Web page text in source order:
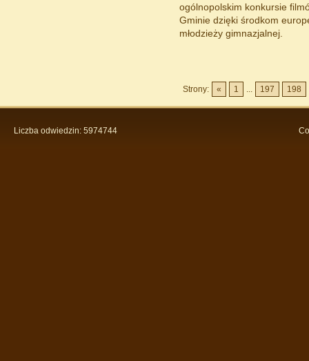
ogólnopolskim konkursie
Gminie dzięki środkom
młodzieży gimnazjalnej.
Strony: « 1 ... 197 198
Liczba odwiedzin: 5974744